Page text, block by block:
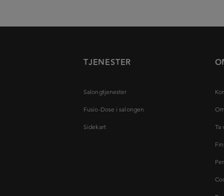
TJENESTER
Salongtjenester
Fusio-Dose i salongen
Sidekart Ta